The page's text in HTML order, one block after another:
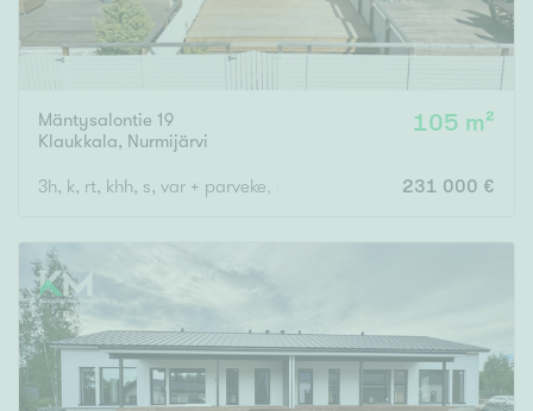
Mäntysalontie 19
Klaukkala, Nurmijärvi
105 m²
3h, k, rt, khh, s, var + parveke, lämmin autotalli 231 000 €